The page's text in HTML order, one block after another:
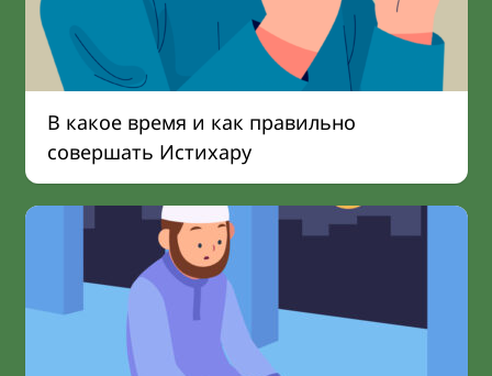
В какое время и как правильно
совершать Истихару